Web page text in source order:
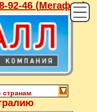
92-46 (Мегафон),